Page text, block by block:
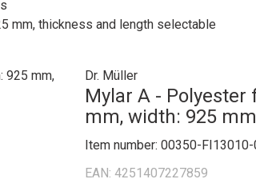
mm, thickness and length selectable
Dr. Müller
Mylar A -
mm, width: 925
Item number: 00350-
EAN: 4251407227859